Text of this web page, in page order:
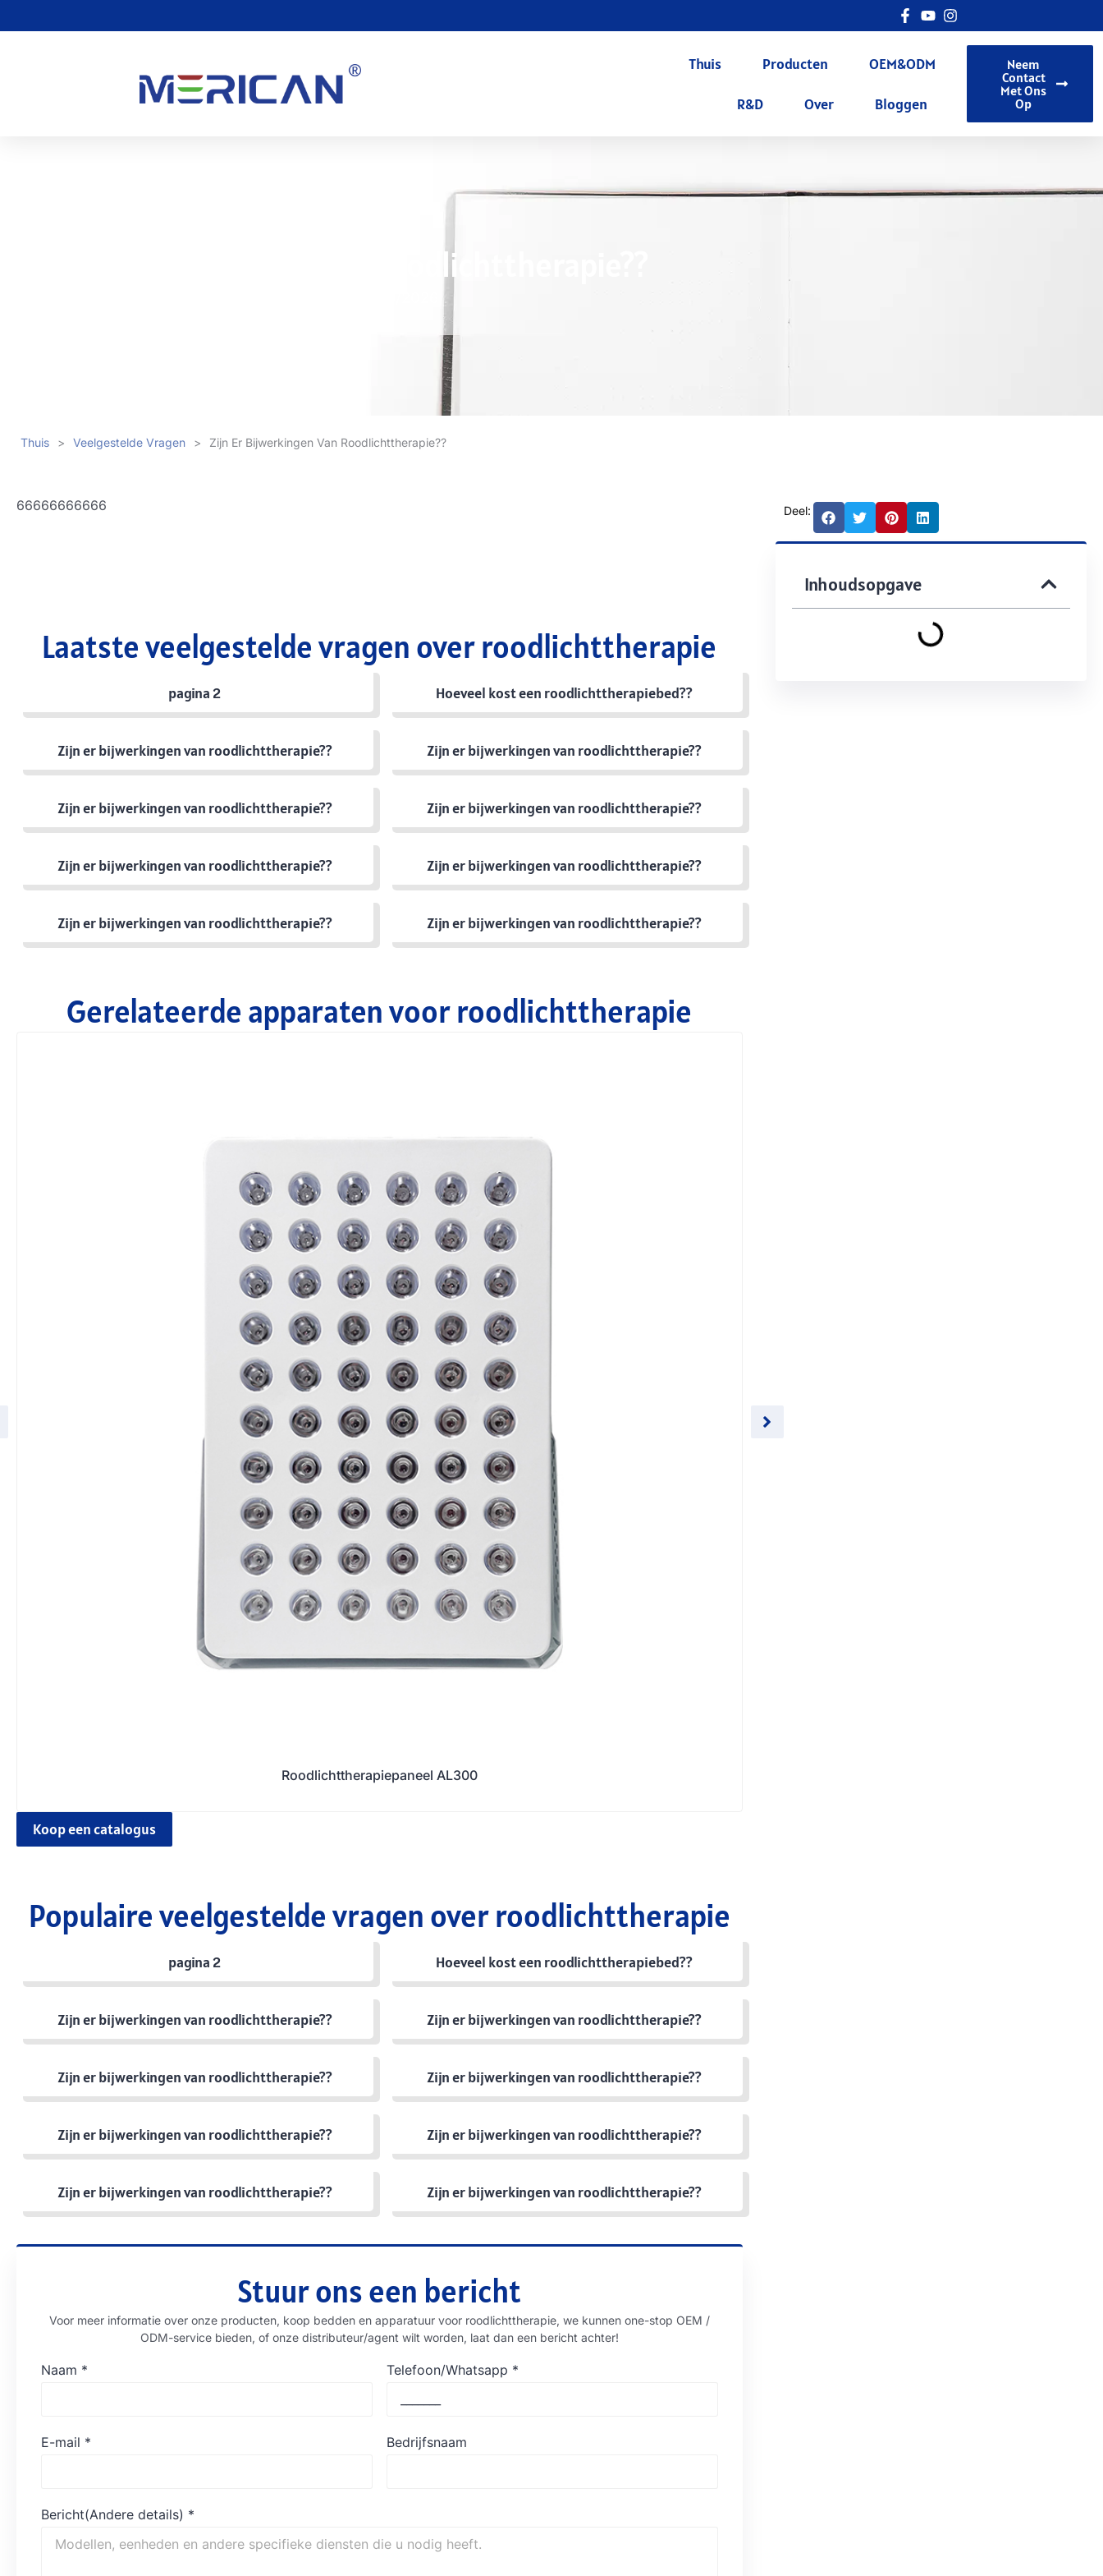
Thuis Producten OEM&ODM
R&D Over Bloggen
Neem
Contact
Met Ons
Op
Zijn Er Bijwerkingen Van Roodlichttherapie??
Thuis > Veelgestelde Vragen > Zijn Er Bijwerkingen Van Roodlichttherapie??
66666666666
Laatste veelgestelde vragen over roodlichttherapie
pagina 2 Hoeveel kost een roodlichttherapiebed??
Zijn er bijwerkingen van roodlichttherapie?? Zijn er bijwerkingen van roodlichttherapie??
Zijn er bijwerkingen van roodlichttherapie?? Zijn er bijwerkingen van roodlichttherapie??
Zijn er bijwerkingen van roodlichttherapie?? Zijn er bijwerkingen van roodlichttherapie??
Zijn er bijwerkingen van roodlichttherapie?? Zijn er bijwerkingen van roodlichttherapie??
Gerelateerde apparaten voor roodlichttherapie
Roodlichttherapiepaneel AL300
Koop een catalogus
Populaire veelgestelde vragen over roodlichttherapie
pagina 2 Hoeveel kost een roodlichttherapiebed??
Zijn er bijwerkingen van roodlichttherapie?? Zijn er bijwerkingen van roodlichttherapie??
Zijn er bijwerkingen van roodlichttherapie?? Zijn er bijwerkingen van roodlichttherapie??
Zijn er bijwerkingen van roodlichttherapie?? Zijn er bijwerkingen van roodlichttherapie??
Zijn er bijwerkingen van roodlichttherapie?? Zijn er bijwerkingen van roodlichttherapie??
Stuur ons een bericht
Voor meer informatie over onze producten, koop bedden en apparatuur voor roodlichttherapie, we kunnen one-stop OEM /
ODM-service bieden, of onze distributeur/agent wilt worden, laat dan een bericht achter!
Naam * Telefoon/Whatsapp *
E-mail * Bedrijfsnaam
Bericht(Andere details) *
Deel:
Inhoudsopgave